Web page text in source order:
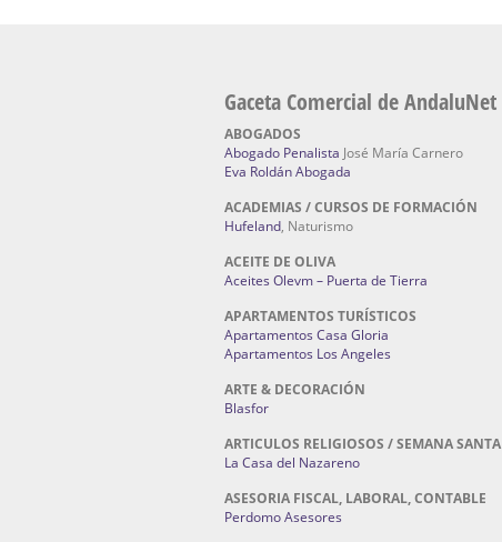
Gaceta Comercial de AndaluNet
ABOGADOS
Abogado Penalista José María Carnero
Eva Roldán Abogada
ACADEMIAS / CURSOS DE FORMACIÓN
Hufeland, Naturismo
ACEITE DE OLIVA
Aceites Olevm – Puerta de Tierra
APARTAMENTOS TURÍSTICOS
Apartamentos Casa Gloria
Apartamentos Los Angeles
ARTE & DECORACIÓN
Blasfor
ARTICULOS RELIGIOSOS / SEMANA SANTA
La Casa del Nazareno
ASESORIA FISCAL, LABORAL, CONTABLE
Perdomo Asesores